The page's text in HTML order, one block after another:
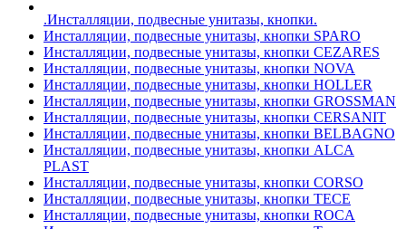
.Инсталляции, подвесные унитазы, кнопки.
Инсталляции, подвесные унитазы, кнопки SPARO
Инсталляции, подвесные унитазы, кнопки CEZARES
Инсталляции, подвесные унитазы, кнопки NOVA
Инсталляции, подвесные унитазы, кнопки HOLLER
Инсталляции, подвесные унитазы, кнопки GROSSMAN
Инсталляции, подвесные унитазы, кнопки CERSANIT
Инсталляции, подвесные унитазы, кнопки BELBAGNO
Инсталляции, подвесные унитазы, кнопки ALCA
PLAST
Инсталляции, подвесные унитазы, кнопки CORSO
Инсталляции, подвесные унитазы, кнопки TECE
Инсталляции, подвесные унитазы, кнопки ROCA